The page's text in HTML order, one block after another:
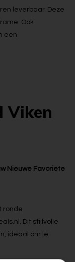
leverbaar. Deze
Ook
een
Viken
Nieuwe Favoriete
ronde
Dit stijlvolle
ideaal om je